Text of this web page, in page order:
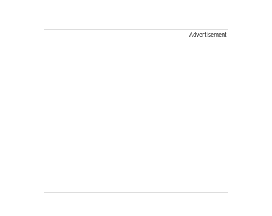
Advertisement